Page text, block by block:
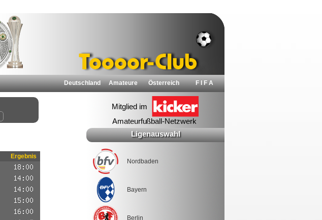
Deutschland Amateure Österreich F I F A
Ergebnis
Ligenauswahl
Nordbaden
Bayern
Berlin